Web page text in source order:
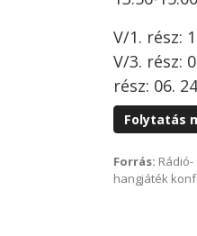
V/1. rész:
V/3. rész:
rész: 06.
Folytatás
Forrás:
hangjáték